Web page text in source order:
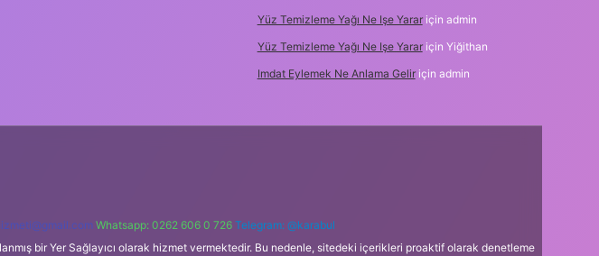
Yüz Temizleme Yağı Ne Işe Yarariçin admin
Yüz Temizleme Yağı Ne Işe Yarariçin Yiğithan
Imdat Eylemek Ne Anlama Geliriçin admin
Whatsapp: 0262 606 0 726 Telegram: @karabul
bir Yer Sağlayıcı olarak hizmet vermektedir. Bu nedenle, sitedeki içerikleri proaktif olarak denetleme